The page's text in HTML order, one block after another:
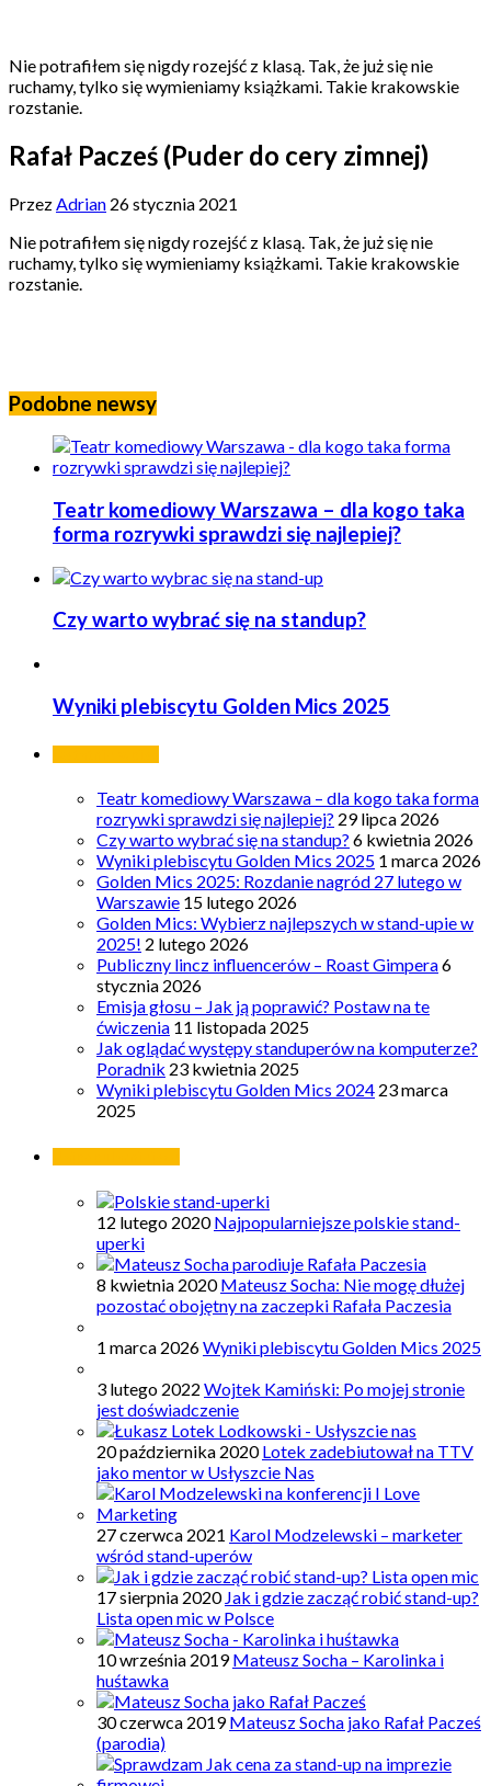
Nie potrafiłem się nigdy rozejść z klasą. Tak, że już się nie
ruchamy, tylko się wymieniamy książkami. Takie krakowskie
rozstanie.
Rafał Pacześ (Puder do cery zimnej)
PrzezAdrian 26 stycznia 2021
Nie potrafiłem się nigdy rozejść z klasą. Tak, że już się nie
ruchamy, tylko się wymieniamy książkami. Takie krakowskie
rozstanie.
Podobne newsy
Teatr komediowy Warszawa – dla kogo taka
forma rozrywki sprawdzi się najlepiej?
Czy warto wybrać się na standup?
Wyniki plebiscytu Golden Mics 2025
Teatr komediowy Warszawa – dla kogo taka forma
rozrywki sprawdzi się najlepiej? 29 lipca 2026
Czy warto wybrać się na standup? 6 kwietnia 2026
Wyniki plebiscytu Golden Mics 2025 1 marca 2026
Golden Mics 2025: Rozdanie nagród 27 lutego w
Warszawie 15 lutego 2026
Golden Mics: Wybierz najlepszych w stand-upie w
2025! 2 lutego 2026
Publiczny lincz influencerów – Roast Gimpera6
stycznia 2026
Emisja głosu – Jak ją poprawić? Postaw na te
ćwiczenia 11 listopada 2025
Jak oglądać występy standuperów na komputerze?
Poradnik 23 kwietnia 2025
Wyniki plebiscytu Golden Mics 2024 23 marca
2025
12 lutego 2020 Najpopularniejsze polskie stand-
uperki
8 kwietnia 2020 Mateusz Socha: Nie mogę dłużej
pozostać obojętny na zaczepki Rafała Paczesia
1 marca 2026Wyniki plebiscytu Golden Mics 2025
3 lutego 2022 Wojtek Kamiński: Po mojej stronie
jest doświadczenie
20 października 2020 Lotek zadebiutował na TTV
jako mentor w Usłyszcie Nas
27 czerwca 2021 Karol Modzelewski – marketer
wśród stand-uperów
17 sierpnia 2020 Jak i gdzie zacząć robić stand-up?
Lista open mic w Polsce
10 września 2019 Mateusz Socha – Karolinka i
huśtawka
30 czerwca 2019 Mateusz Socha jako Rafał Pacześ
(parodia)